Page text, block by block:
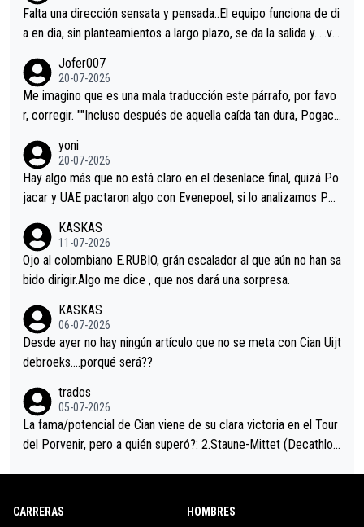
Falta una dirección sensata y pensada..El equipo funciona de di
a en dia, sin planteamientos a largo plazo, se da la salida y…..ve
Minguez, Velez etc etc.Me da pena vivir estos momentos tan
tristes sin victorias.
Jofer007
20-07-2026
Me imagino que es una mala traducción este párrafo, por favo
r, corregir. ""Incluso después de aquella caída tan dura, Pogaca
permaneció pegado a su rueda. Parecía increíble la forma en l
a que era capaz de controlar el miedo", recordó."
yoni
20-07-2026
Hay algo más que no está claro en el desenlace final, quizá Po
jacar y UAE pactaron algo con Evenepoel, si lo analizamos Poj
i sin pedalear, luego está el saludo con Evenepoel dándose la
mano de una manera muy fraternal, más allá de los típicos toqu
es en el hombro con que saludaba a Vingegard. Ahí hubo una in
eta, a ver si por querer poner a Del Toro con calzador en posi
ción de podio UAE y Pojacar se van complicar el tour.
KASKAS
11-07-2026
Ojo al colombiano E.RUBIO, grán escalador al que aún no han sa
bido dirigir.Algo me dice , que nos dará una sorpresa.
KASKAS
06-07-2026
Desde ayer no hay ningún artículo que no se meta con Cian Uijt
debroeks….porqué será??
trados
05-07-2026
La fama/potencial de Cian viene de su clara victoria en el Tour
del Porvenir, pero a quién superó?: 2.Staune-Mittet (Decathlon,
8.Lenny Martinez (Bahrein), 9. Van Belle (Visma), 10. Vacek (Li
CARRERAS HOMBRES